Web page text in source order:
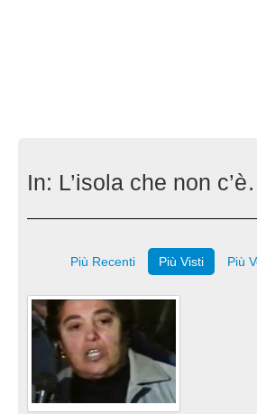
In: L’isola che non
Più Recenti Più Visti Più